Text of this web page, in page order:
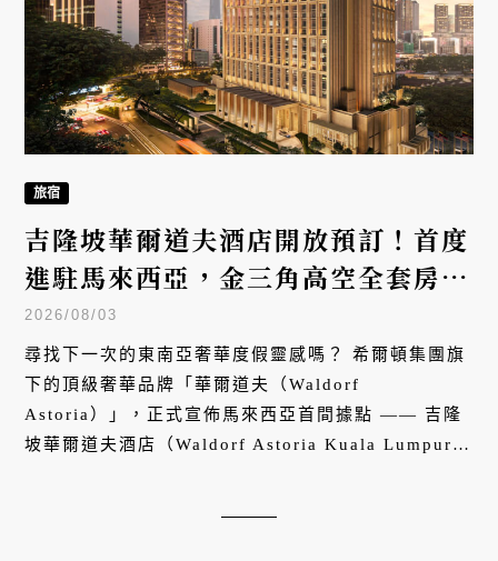
旅宿
吉隆坡華爾道夫酒店開放預訂！首度
進駐馬來西亞，金三角高空全套房奢
華體驗
2026/08/03
尋找下一次的東南亞奢華度假靈感嗎？ 希爾頓集團旗
下的頂級奢華品牌「華爾道夫（Waldorf
Astoria）」，正式宣佈馬來西亞首間據點 —— 吉隆
坡華爾道夫酒店（Waldorf Astoria Kuala Lumpur）